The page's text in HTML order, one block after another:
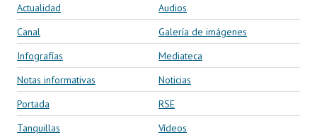
Actualidad
Audios
Canal
Galería de imágenes
Infografías
Mediateca
Notas informativas
Noticias
Portada
RSE
Tanquillas
Vídeos